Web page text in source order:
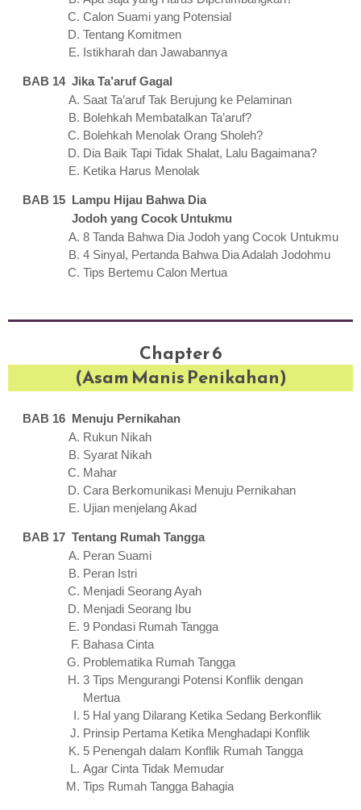
Calon Suami yang Potensial
Tentang Komitmen
Istikharah dan Jawabannya
BAB 14 Jika Ta’aruf Gagal
Saat Ta’aruf Tak Berujung ke Pelaminan
Bolehkah Membatalkan Ta’aruf?
Bolehkah Menolak Orang Sholeh?
Dia Baik Tapi Tidak Shalat, Lalu Bagaimana?
Ketika Harus Menolak
BAB 15 Lampu Hijau Bahwa Dia
Jodoh yang Cocok Untukmu
8 Tanda Bahwa Dia Jodoh yang Cocok Untukmu
4 Sinyal, Pertanda Bahwa Dia Adalah Jodohmu
Tips Bertemu Calon Mertua
Chapter 6
(Asam Manis Penikahan)
BAB 16 Menuju Pernikahan
Rukun Nikah
Syarat Nikah
Mahar
Cara Berkomunikasi Menuju Pernikahan
Ujian menjelang Akad
BAB 17 Tentang Rumah Tangga
Peran Suami
Peran Istri
Menjadi Seorang Ayah
Menjadi Seorang Ibu
9 Pondasi Rumah Tangga
Bahasa Cinta
Problematika Rumah Tangga
3 Tips Mengurangi Potensi Konflik dengan
Mertua
5 Hal yang Dilarang Ketika Sedang Berkonflik
Prinsip Pertama Ketika Menghadapi Konflik
5 Penengah dalam Konflik Rumah Tangga
Agar Cinta Tidak Memudar
Tips Rumah Tangga Bahagia